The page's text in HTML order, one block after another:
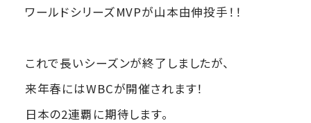
ワールドシリーズMVPが山本由伸投手！！
これで長いシーズンが終了しましたが、
来年春にはWBCが開催されます！
日本の2連覇に期待します。